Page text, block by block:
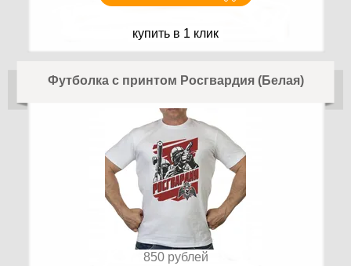
купить в 1 клик
Футболка с принтом Росгвардия (Белая)
850 рублей